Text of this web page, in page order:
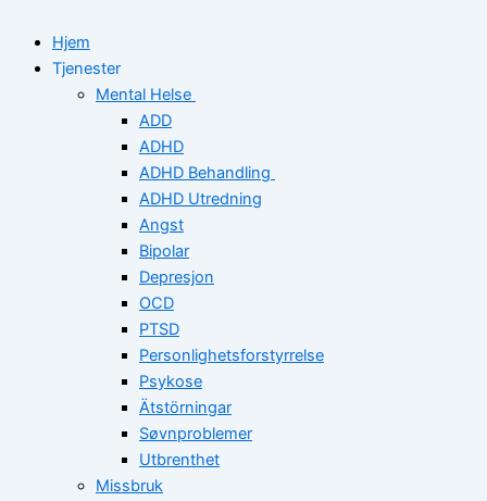
Hjem
Tjenester
Mental Helse
ADD
ADHD
ADHD Behandling
ADHD Utredning
Angst
Bipolar
Depresjon
OCD
PTSD
Personlighetsforstyrrelse
Psykose
Ätstörningar
Søvnproblemer
Utbrenthet
Missbruk